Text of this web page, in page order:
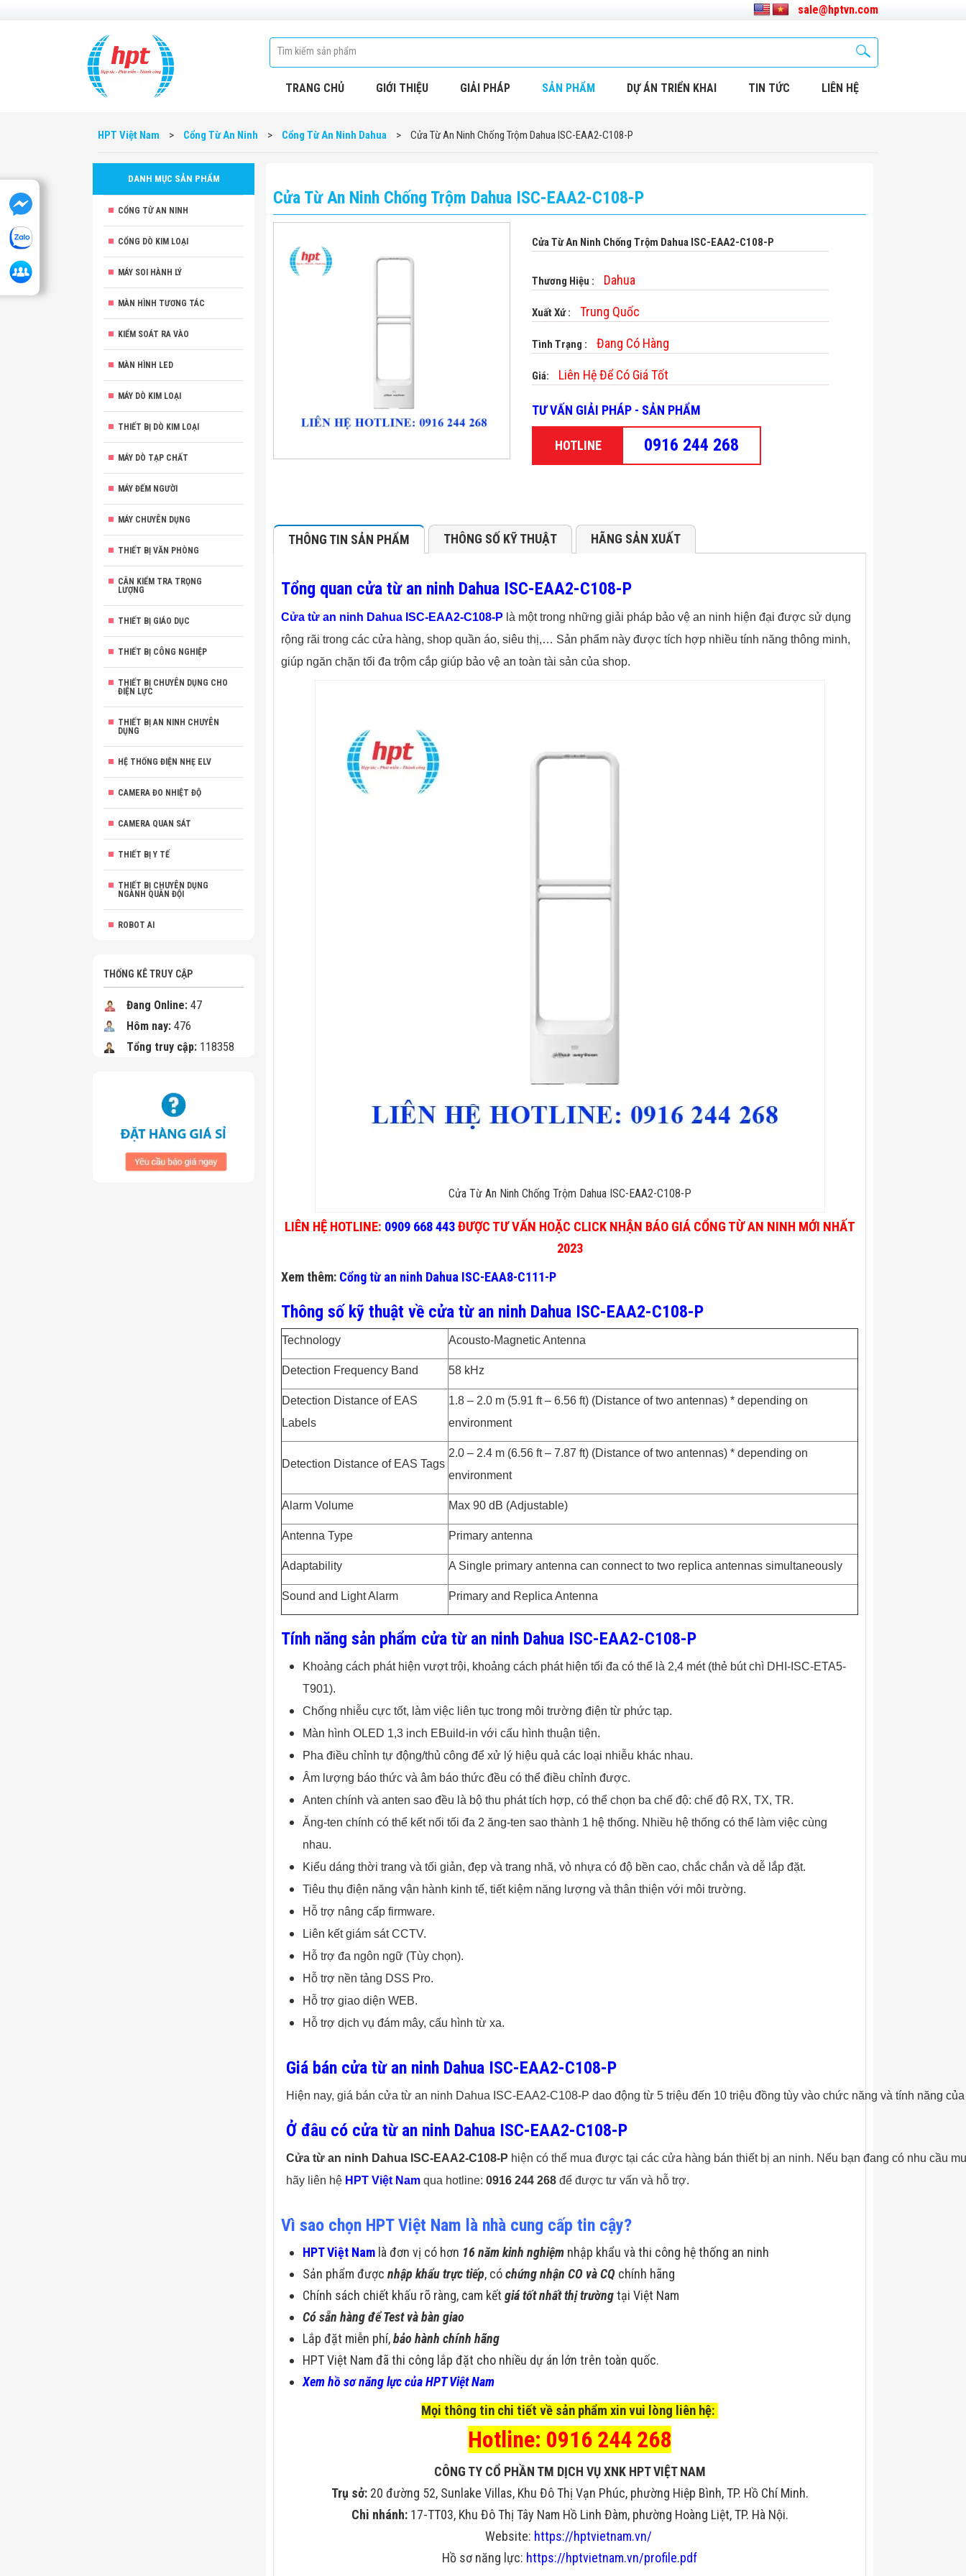
sale@hptvn.com
TRANG CHỦ GIỚI THIỆU GIẢI PHÁP SẢN PHẨM DỰ ÁN TRIỂN KHAI TIN TỨC LIÊN HỆ
HPT Việt Nam > Cổng Từ An Ninh > Cổng Từ An Ninh Dahua > Cửa Từ An Ninh Chống Trộm Dahua ISC-EAA2-C108-P
DANH MỤC SẢN PHẨM
CỔNG TỪ AN NINH
CỔNG DÒ KIM LOẠI
MÁY SOI HÀNH LÝ
MÀN HÌNH TƯƠNG TÁC
KIỂM SOÁT RA VÀO
MÀN HÌNH LED
MÁY DÒ KIM LOẠI
THIẾT BỊ DÒ KIM LOẠI
MÁY DÒ TẠP CHẤT
MÁY ĐẾM NGƯỜI
MÁY CHUYÊN DỤNG
THIẾT BỊ VĂN PHÒNG
CÂN KIỂM TRA TRỌNG
LƯỢNG
THIẾT BỊ GIÁO DỤC
THIẾT BỊ CÔNG NGHIỆP
THIẾT BỊ CHUYÊN DỤNG CHO
ĐIỆN LỰC
THIẾT BỊ AN NINH CHUYÊN
DỤNG
HỆ THỐNG ĐIỆN NHẸ ELV
CAMERA ĐO NHIỆT ĐỘ
CAMERA QUAN SÁT
THIẾT BỊ Y TẾ
THIẾT BỊ CHUYÊN DỤNG
NGÀNH QUÂN ĐỘI
ROBOT AI
THỐNG KÊ TRUY CẬP
Đang Online: 47
Hôm nay: 476
Tổng truy cập: 118358
Cửa Từ An Ninh Chống Trộm Dahua ISC-EAA2-C108-P
Cửa Từ An Ninh Chống Trộm Dahua ISC-EAA2-C108-P
Thương Hiệu : Dahua
Xuất Xứ : Trung Quốc
Tình Trạng : Đang Có Hàng
Giá: Liên Hệ Để Có Giá Tốt
TƯ VẤN GIẢI PHÁP - SẢN PHẨM
HOTLINE 0916 244 268
THÔNG TIN SẢN PHẨM THÔNG SỐ KỸ THUẬT HÃNG SẢN XUẤT
Tổng quan cửa từ an ninh Dahua ISC-EAA2-C108-P
Cửa từ an ninh Dahua ISC-EAA2-C108-P là một trong những giải pháp bảo vệ an ninh hiện đại được sử dụng
rộng rãi trong các cửa hàng, shop quần áo, siêu thị,… Sản phẩm này được tích hợp nhiều tính năng thông minh,
giúp ngăn chặn tối đa trộm cắp giúp bảo vệ an toàn tài sản của shop.
Cửa Từ An Ninh Chống Trộm Dahua ISC-EAA2-C108-P
LIÊN HỆ HOTLINE: 0909 668 443 ĐƯỢC TƯ VẤN HOẶC CLICK NHẬN BÁO GIÁ CỔNG TỪ AN NINH MỚI NHẤT
2023
Xem thêm: Cổng từ an ninh Dahua ISC-EAA8-C111-P
Thông số kỹ thuật về cửa từ an ninh Dahua ISC-EAA2-C108-P
Technology Acousto-Magnetic Antenna
Detection Frequency Band 58 kHz
Detection Distance of EAS
Labels
1.8 – 2.0 m (5.91 ft – 6.56 ft) (Distance of two antennas) * depending on
environment
Detection Distance of EAS Tags
2.0 – 2.4 m (6.56 ft – 7.87 ft) (Distance of two antennas) * depending on
environment
Alarm Volume Max 90 dB (Adjustable)
Antenna Type Primary antenna
Adaptability A Single primary antenna can connect to two replica antennas simultaneously
Sound and Light Alarm Primary and Replica Antenna
Tính năng sản phẩm cửa từ an ninh Dahua ISC-EAA2-C108-P
Khoảng cách phát hiện vượt trội, khoảng cách phát hiện tối đa có thể là 2,4 mét (thẻ bút chì DHI-ISC-ETA5-
T901).
Chống nhiễu cực tốt, làm việc liên tục trong môi trường điện từ phức tạp.
Màn hình OLED 1,3 inch EBuild-in với cấu hình thuận tiện.
Pha điều chỉnh tự động/thủ công để xử lý hiệu quả các loại nhiễu khác nhau.
Âm lượng báo thức và âm báo thức đều có thể điều chỉnh được.
Anten chính và anten sao đều là bộ thu phát tích hợp, có thể chọn ba chế độ: chế độ RX, TX, TR.
Ăng-ten chính có thể kết nối tối đa 2 ăng-ten sao thành 1 hệ thống. Nhiều hệ thống có thể làm việc cùng
nhau.
Kiểu dáng thời trang và tối giản, đẹp và trang nhã, vỏ nhựa có độ bền cao, chắc chắn và dễ lắp đặt.
Tiêu thụ điện năng vận hành kinh tế, tiết kiệm năng lượng và thân thiện với môi trường.
Hỗ trợ nâng cấp firmware.
Liên kết giám sát CCTV.
Hỗ trợ đa ngôn ngữ (Tùy chọn).
Hỗ trợ nền tảng DSS Pro.
Hỗ trợ giao diện WEB.
Hỗ trợ dịch vụ đám mây, cấu hình từ xa.
Giá bán cửa từ an ninh Dahua ISC-EAA2-C108-P
Hiện nay, giá bán cửa từ an ninh Dahua ISC-EAA2-C108-P dao động từ 5 triệu đến 10 triệu đồng tùy vào chức năng và tính năng
Ở đâu có cửa từ an ninh Dahua ISC-EAA2-C108-P
Cửa từ an ninh Dahua ISC-EAA2-C108-P hiện có thể mua được tại các cửa hàng bán thiết bị an ninh. Nếu bạn đang có nhu cầu
hãy liên hệ HPT Việt Nam qua hotline: 0916 244 268 để được tư vấn và hỗ trợ.
Vì sao chọn HPT Việt Nam là nhà cung cấp tin cậy?
HPT Việt Nam là đơn vị có hơn 16 năm kinh nghiệm nhập khẩu và thi công hệ thống an ninh
Sản phẩm được nhập khẩu trực tiếp, cóchứng nhận CO và CQ chính hãng
Chính sách chiết khấu rõ ràng, cam kết giá tốt nhất thị trườngtại Việt Nam
Có sẵn hàng để Test và bàn giao
Lắp đặt miễn phí,bảo hành chính hãng
HPT Việt Nam đã thi công lắp đặt cho nhiều dự án lớn trên toàn quốc.
Xem hồ sơ năng lực của HPT Việt Nam
Mọi thông tin chi tiết về sản phẩm xin vui lòng liên hệ:
Hotline: 0916 244 268
CÔNG TY CỔ PHẦN TM DỊCH VỤ XNK HPT VIỆT NAM
Trụ sở: 20 đường 52, Sunlake Villas, Khu Đô Thị Vạn Phúc, phường Hiệp Bình, TP. Hồ Chí Minh.
Chi nhánh:17-TT03, Khu Đô Thị Tây Nam Hồ Linh Đàm, phường Hoàng Liệt, TP. Hà Nội.
Website: https://hptvietnam.vn/
Hồ sơ năng lực: https://hptvietnam.vn/profile.pdf